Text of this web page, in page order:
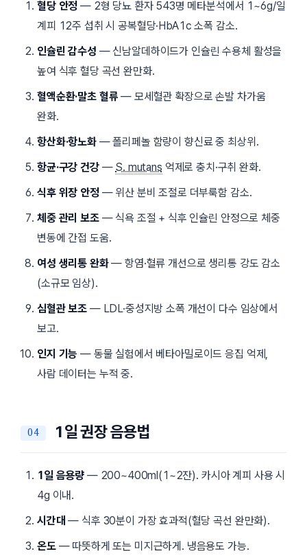
혈당 안정 — 2형 당뇨 환자 543명 메타분석에서 1~6g/일
계피 12주 섭취 시 공복혈당·HbA1c 소폭 감소.
인슐린 감수성 — 신남알데하이드가 인슐린 수용체 활성을
높여 식후 혈당 곡선 완만화.
혈액순환·말초 혈류 — 모세혈관 확장으로 손발 차가움
완화.
항산화·항노화— 폴리페놀 함량이 향신료 중 최상위.
항균·구강 건강— S. mutans 억제로 충치·구취 완화.
식후 위장 안정— 위산 분비 조절로 더부룩함 감소.
체중 관리 보조— 식욕 조절 + 식후 인슐린 안정으로 체중
변동에 간접 도움.
여성 생리통 완화— 항염·혈류 개선으로 생리통 강도 감소
(소규모 임상).
심혈관 보조 — LDL·중성지방 소폭 개선이 다수 임상에서
보고.
인지 기능 — 동물 실험에서 베타아밀로이드 응집 억제,
사람 데이터는 누적 중.
1일 권장 음용법
1일 음용량 — 200~400ml(1~2잔). 카시아 계피 사용 시
4g 이내.
시간대 — 식후 30분이 가장 효과적(혈당 곡선 완만화).
온도— 따뜻하게 또는 미지근하게. 냉음용도 가능.